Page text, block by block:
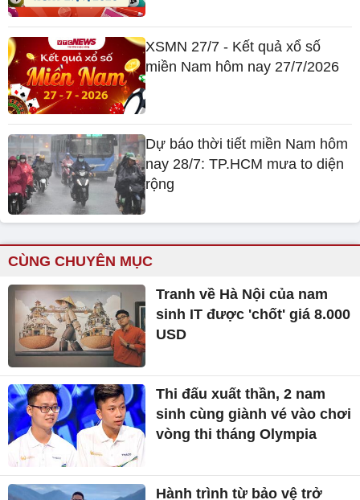
XSMN 27/7 - Kết quả xổ số
miền Nam hôm nay 27/7/2026
Dự báo thời tiết miền Nam hôm
nay 28/7: TP.HCM mưa to diện
rộng
CÙNG CHUYÊN MỤC
Tranh về Hà Nội của nam
sinh IT được 'chốt' giá 8.000
USD
Thi đấu xuất thần, 2 nam
sinh cùng giành vé vào chơi
vòng thi tháng Olympia
Hành trình từ bảo vệ trở